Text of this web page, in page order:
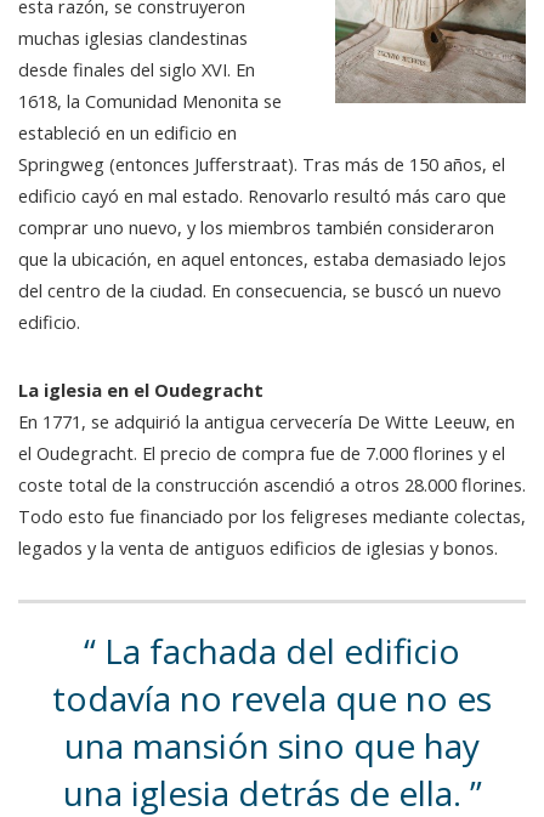
esta razón, se construyeron
muchas iglesias clandestinas
desde finales del siglo XVI. En
1618, la Comunidad Menonita se
estableció en un edificio en
Springweg (entonces Jufferstraat). Tras más de 150 años, el
edificio cayó en mal estado. Renovarlo resultó más caro que
comprar uno nuevo, y los miembros también consideraron
que la ubicación, en aquel entonces, estaba demasiado lejos
del centro de la ciudad. En consecuencia, se buscó un nuevo
edificio.
La iglesia en el Oudegracht
En 1771, se adquirió la antigua cervecería De Witte Leeuw, en
el Oudegracht. El precio de compra fue de 7.000 florines y el
coste total de la construcción ascendió a otros 28.000 florines.
Todo esto fue financiado por los feligreses mediante colectas,
legados y la venta de antiguos edificios de iglesias y bonos.
La fachada del edificio
todavía no revela que no es
una mansión sino que hay
una iglesia detrás de ella.